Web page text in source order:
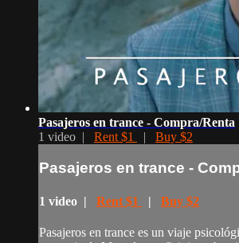
Pasajeros en trance - Compra/Renta
1 video | Rent $1 | Buy $2
Pasajeros en trance -
1 video | Rent $1 | Buy $2
Pasajeros en trance es un viaje